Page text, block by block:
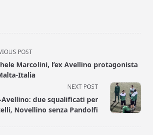
POST
Marcolini, l’ex Avellino protagonista
Italia
NEXT POST
Avellino: due squalificati per
Novellino senza Pandolfi